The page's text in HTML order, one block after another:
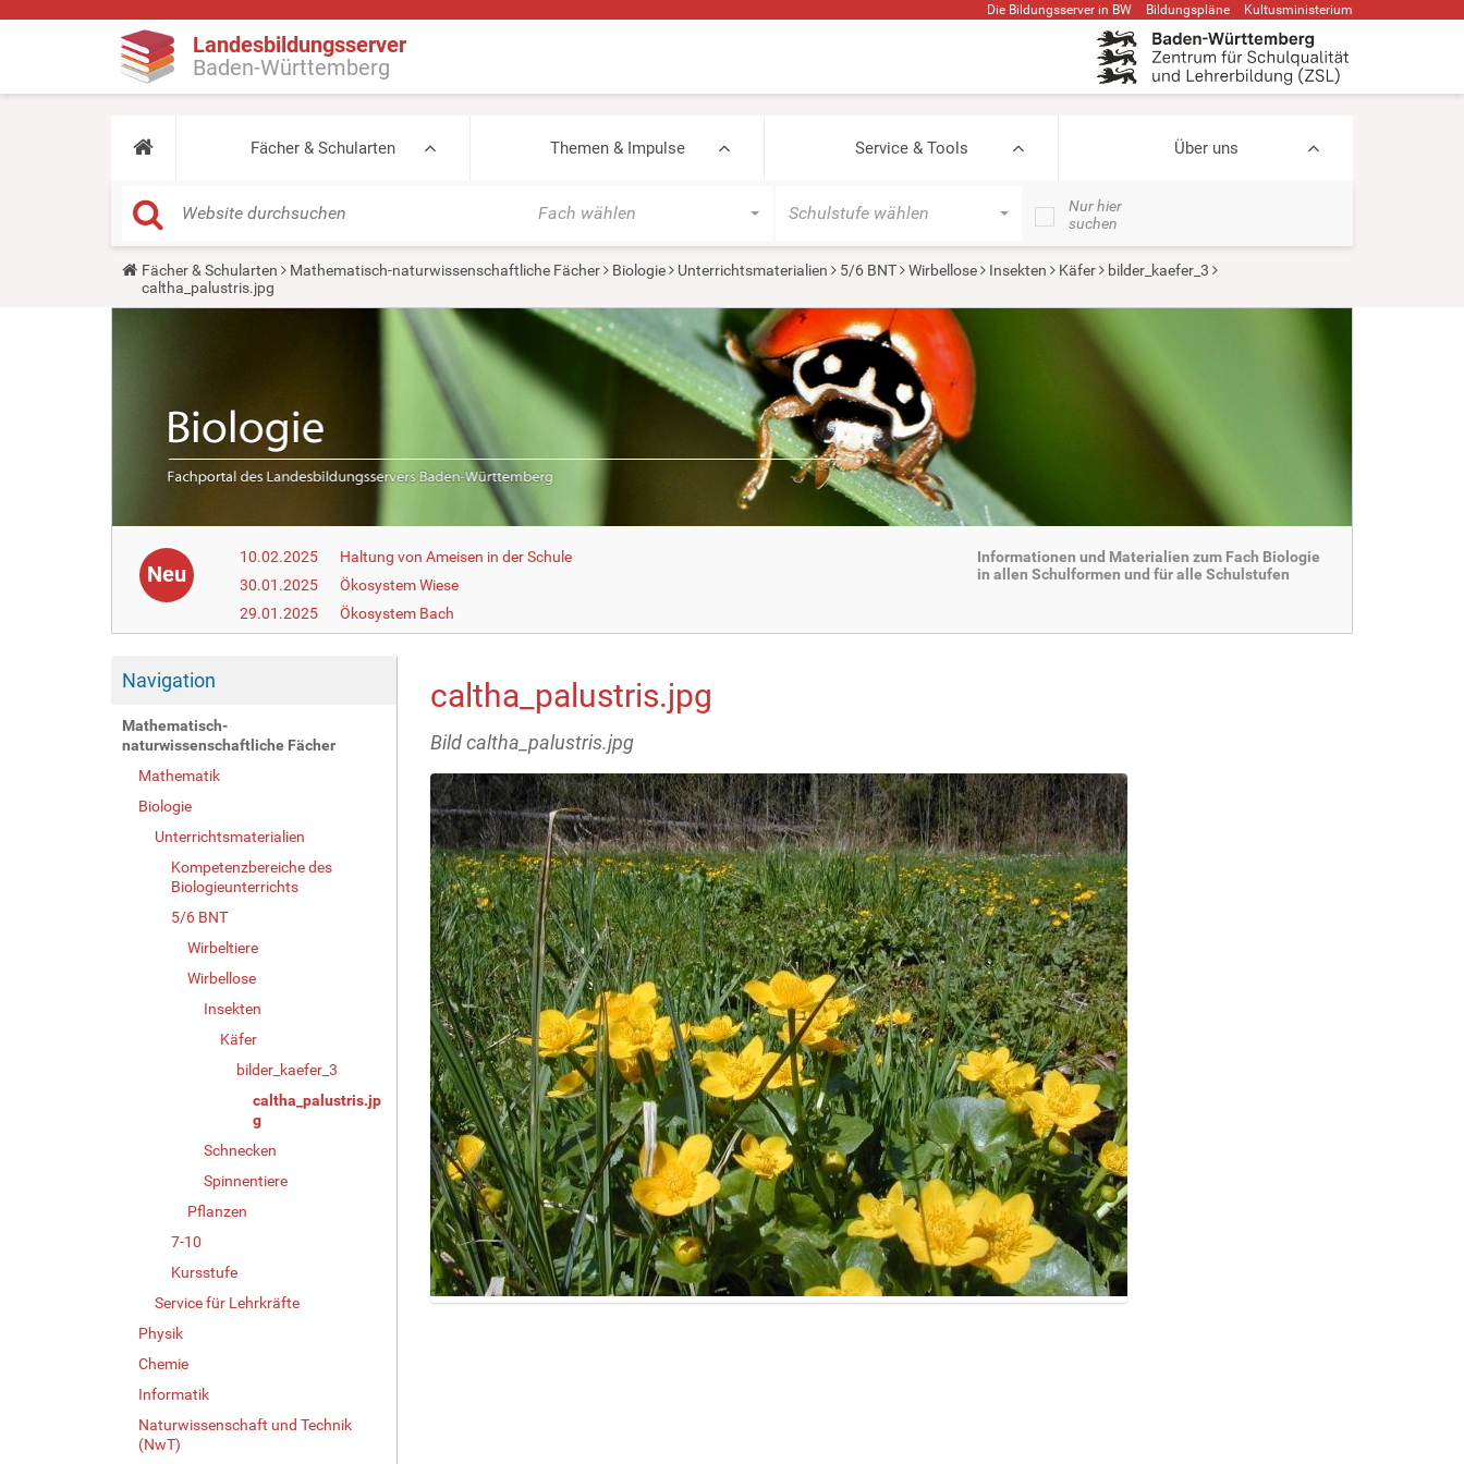
Die Bildungsserver in BW Bildungspläne Kultusministerium
Landesbildungsserver
Baden-Württemberg
Fächer & Schularten Themen & Impulse Service & Tools Über uns
Fach wählen Schulstufe wählen
Nur hier
suchen
Y
u
Fächer & Schularten Mathematisch-naturwissenschaftliche Fächer Biologie Unterrichtsmaterialien 5/6 BNT Wirbellose Insekten Käfer
bilder_kaefer_3
caltha_palustris.jpg
Neu
10.02.2025
Haltung von Ameisen in der Schule
30.01.2025
Ökosystem Wiese
29.01.2025
Ökosystem Bach
Informationen und Materialien zum Fach Biologie
in allen Schulformen und für alle Schulstufen
Navigation
Mathematisch-
naturwissenschaftliche Fächer
Mathematik
Biologie
Unterrichtsmaterialien
Kompetenzbereiche des
Biologieunterrichts
5/6 BNT
Wirbeltiere
Wirbellose
Insekten
Käfer
bilder_kaefer_3
caltha_palustris.jp
g
Schnecken
Spinnentiere
Pflanzen
7-10
Kursstufe
Service für Lehrkräfte
Physik
Chemie
Informatik
Naturwissenschaft und Technik
(NwT)
caltha_palustris.jpg
Bild caltha_palustris.jpg